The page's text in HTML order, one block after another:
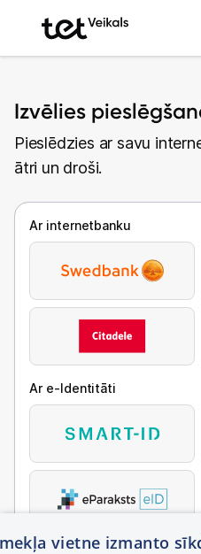
Izvēlies
Pieslēdzies ar savu
ātri un droši.
Ar internetbanku
Ar e-Identitāti
vietne izmanto